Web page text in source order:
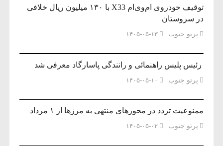
توقیف خودروی ام‌وی‌ام X33 با ۱۳۰ میلیون ریال خلافی
در سروستان
پرتو جنوب ۱۴۰۵-۰۵-۱۳
رئیس پلیس راهنمائی و رانندگی پاسارگاد معرفی شد
پرتو جنوب ۱۴۰۵-۰۵-۱۰
ممنوعیت تردد در محورهای منتهی به مرزها از ۱ مرداد
پرتو جنوب ۱۴۰۵-۰۵-۰۲